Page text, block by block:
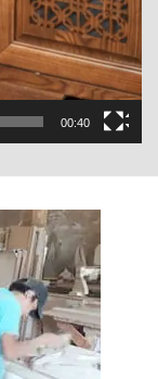
00:40